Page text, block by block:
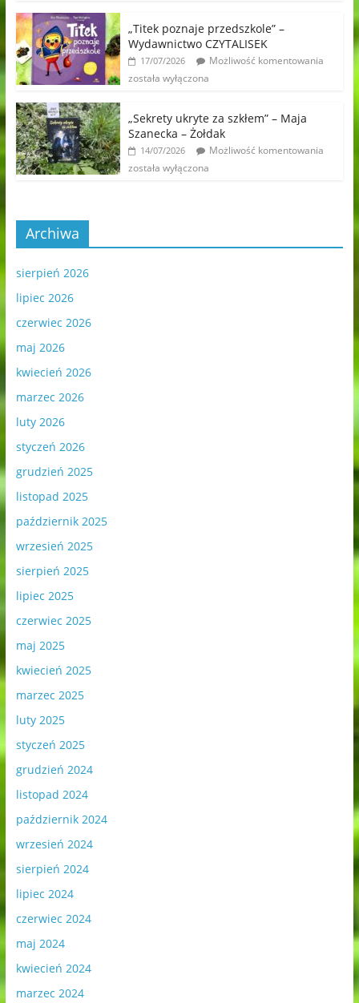
„Titek poznaje przedszkole” –
Wydawnictwo CZYTALISEK
17/07/2026
Możliwość komentowania
została wyłączona
„Sekrety ukryte za szkłem” – Maja
Szanecka – Żołdak
14/07/2026
Możliwość komentowania
została wyłączona
Archiwa
sierpień 2026
lipiec 2026
czerwiec 2026
maj 2026
kwiecień 2026
marzec 2026
luty 2026
styczeń 2026
grudzień 2025
listopad 2025
październik 2025
wrzesień 2025
sierpień 2025
lipiec 2025
czerwiec 2025
maj 2025
kwiecień 2025
marzec 2025
luty 2025
styczeń 2025
grudzień 2024
listopad 2024
październik 2024
wrzesień 2024
sierpień 2024
lipiec 2024
czerwiec 2024
maj 2024
kwiecień 2024
marzec 2024